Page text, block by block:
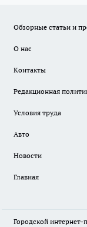
Обзорные статьи и
О нас
Контакты
Редакционная
Условия труда
Авто
Новости
Главная
Городской интернет-